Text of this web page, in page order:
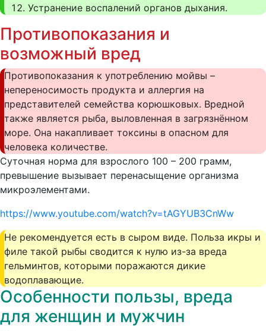
Устранение воспалений органов дыхания.
Противопоказания и
возможный вред
Противопоказания к употреблению мойвы –
непереносимость продукта и аллергия на
представителей семейства корюшковых. Вредной
также является рыба, выловленная в загрязнённом
море. Она накапливает токсины в опасном для
человека количестве.
Суточная норма для взрослого 100 – 200 грамм,
превышение вызывает перенасыщение организма
микроэлементами.
https://www.youtube.com/watch?v=tAGYUB3CnWw
Не рекомендуется есть в сыром виде. Польза икры и
филе такой рыбы сводится к нулю из-за вреда
гельминтов, которыми поражаются дикие
водоплавающие.
Особенности пользы, вреда
для женщин и мужчин